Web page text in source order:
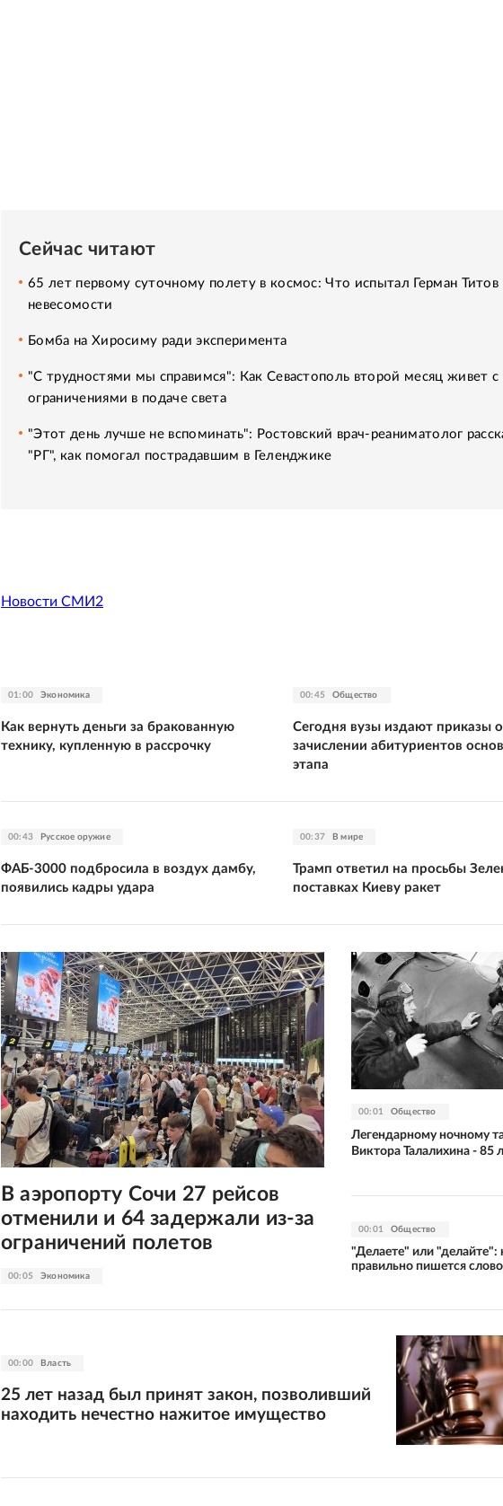
Сейчас читают
65 лет первому суточному полету в космос: Что испытал Герман Титов
невесомости
Бомба на Хиросиму ради эксперимента
"С трудностями мы справимся": Как Севастополь второй месяц живет с
ограничениями в подаче света
"Этот день лучше не вспоминать": Ростовский врач-реаниматолог
"РГ", как помогал пострадавшим в Геленджике
Новости СМИ2
01:00 Экономика
Как вернуть деньги за бракованную
технику, купленную в рассрочку
00:45 Общество
Сегодня вузы издают приказы о
зачислении абитуриентов
этапа
00:43 Русское оружие
ФАБ-3000 подбросила в воздух дамбу,
появились кадры удара
00:37 В мире
Трамп ответил на просьбы
поставках Киеву ракет
00:05 Экономика
В аэропорту Сочи 27 рейсов
отменили и 64 задержали из-за
ограничений полетов
00:01 Общество
Легендарному ночному
Виктора Талалихина - 85
00:01 Общество
"Делаете" или "делайте":
правильно пишется слово
00:00 Власть
25 лет назад был принят закон, позволивший
находить нечестно нажитое имущество